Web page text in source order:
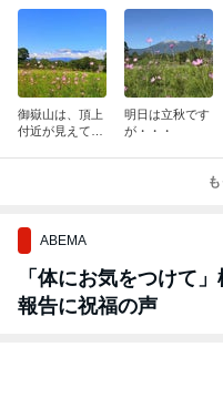
御嶽山は、頂上
付近が見えてい
明日は立秋です
が・・・
ABEMA
「体にお気をつけて
報告に祝福の声